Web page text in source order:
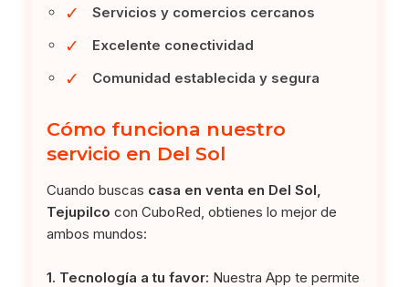
✓ Servicios y comercios cercanos
✓ Excelente conectividad
✓ Comunidad establecida y segura
Cómo funciona nuestro
servicio en Del Sol
Cuando buscas casa en venta en Del Sol,
Tejupilco con CuboRed, obtienes lo mejor de
ambos mundos:
1. Tecnología a tu favor: Nuestra App te permite